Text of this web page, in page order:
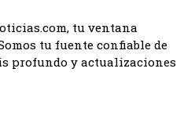
tu ventana
tu fuente confiable de
profundo y actualizaciones